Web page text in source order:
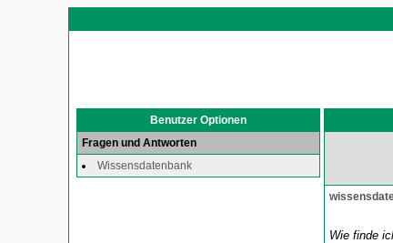
Benutzer Optionen
Fragen und Antworten
Wissensdatenbank
Wie finde